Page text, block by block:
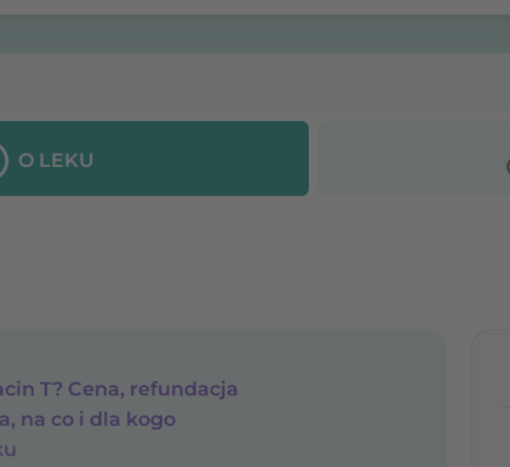
O LEKU
T? Cena, refundacja
na co i dla kogo